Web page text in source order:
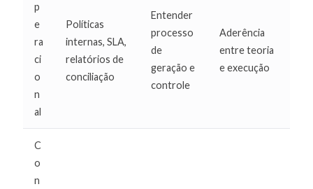
p
e
ra
ci
o
n
al
Políticas
internas, SLA,
relatórios de
conciliação
Entender
processo
de
geração e
controle
Aderência
entre teoria
e execução
C
o
n